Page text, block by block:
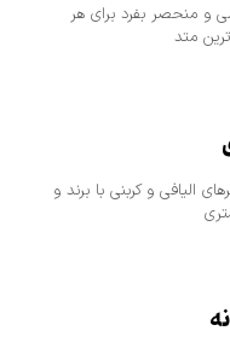
و منحصر بفرد برای هر
متد
الیافی و کربنی با برند و